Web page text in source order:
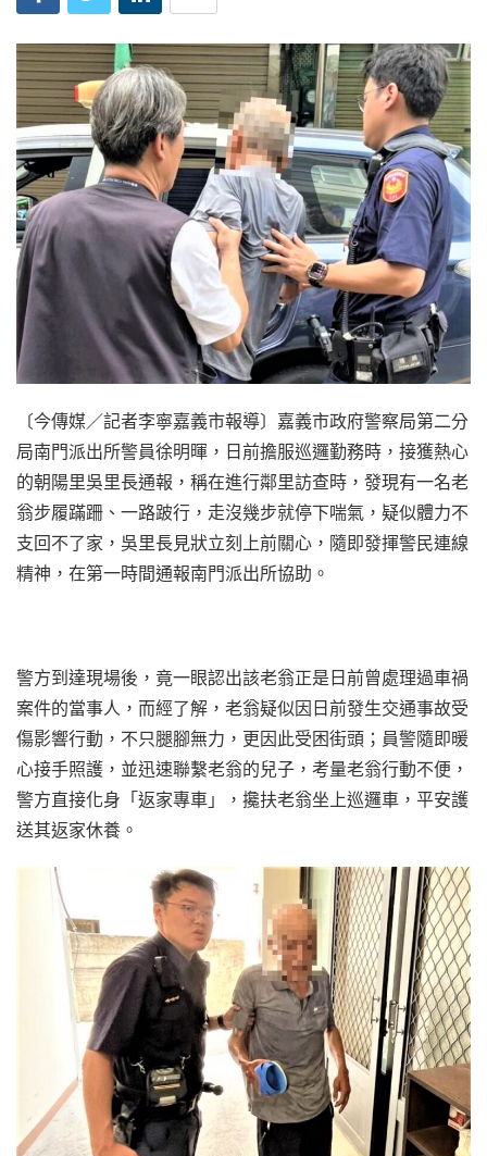
〔今傳媒／記者李寧嘉義市報導〕嘉義市政府警察局第二分
局南門派出所警員徐明暉，日前擔服巡邏勤務時，接獲熱心
的朝陽里吳里長通報，稱在進行鄰里訪查時，發現有一名老
翁步履蹣跚、一路跛行，走沒幾步就停下喘氣，疑似體力不
支回不了家，吳里長見狀立刻上前關心，隨即發揮警民連線
精神，在第一時間通報南門派出所協助。
警方到達現場後，竟一眼認出該老翁正是日前曾處理過車禍
案件的當事人，而經了解，老翁疑似因日前發生交通事故受
傷影響行動，不只腿腳無力，更因此受困街頭；員警隨即暖
心接手照護，並迅速聯繫老翁的兒子，考量老翁行動不便，
警方直接化身「返家專車」，攙扶老翁坐上巡邏車，平安護
送其返家休養。